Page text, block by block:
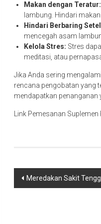
Makan dengan Teratur:
lambung. Hindari
Hindari Berbaring
mencegah asam
Kelola Stres: Stres
meditasi, atau
Jika Anda sering
rencana pengobatan yang
mendapatkan penanganan
Link Pemesanan
Navigasi
Meredakan Sakit